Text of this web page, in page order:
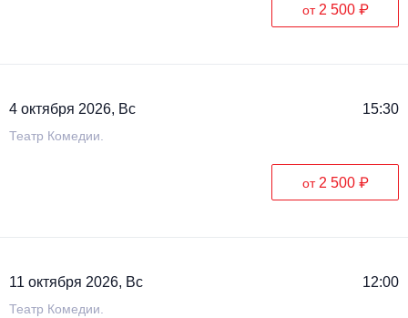
от 2 500 ₽
4 октября 2026, Вс 15:30
Театр Комедии.
от 2 500 ₽
11 октября 2026, Вс 12:00
Театр Комедии.